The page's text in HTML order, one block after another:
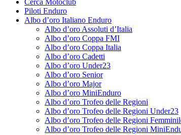
Piloti Enduro
Albo d’oro Italiano Enduro
Albo d’oro Assoluti d’Italia
Albo d’oro Coppa FMI
Albo d’oro Coppa Italia
Albo d’oro Cadetti
Albo d’oro Under23
Albo d’oro Senior
Albo d’oro Major
Albo d’oro MiniEnduro
Albo d’oro Trofeo delle Regioni
Albo d’oro Trofeo delle Regioni Under23
Albo d’oro Trofeo delle Regioni
Albo d’oro Trofeo delle Regioni